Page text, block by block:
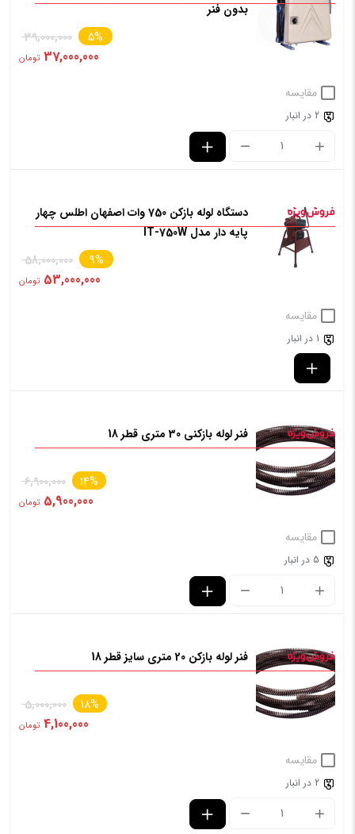
بدون فنر
5%
39,000,000
37,000,000 تومان
مقایسه
2 در انبار
دستگاه لوله بازکن 750 وات اصفهان اطلس چهار
پایه دار مدل IT-750W
9%
58,000,000
53,000,000 تومان
مقایسه
1 در انبار
فنر لوله بازکنی 30 متری قطر 18
14%
6,900,000
5,900,000 تومان
مقایسه
5 در انبار
فنر لوله بازکن 20 متری سایز قطر 18
18%
5,000,000
4,100,000 تومان
مقایسه
2 در انبار